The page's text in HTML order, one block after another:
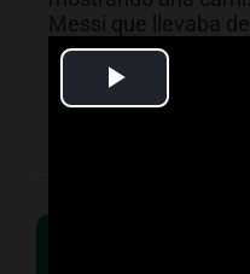
Messi que llevaba
suya, en homenaje a
tras la muerte de su